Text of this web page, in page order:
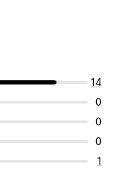
14
0
0
0
1